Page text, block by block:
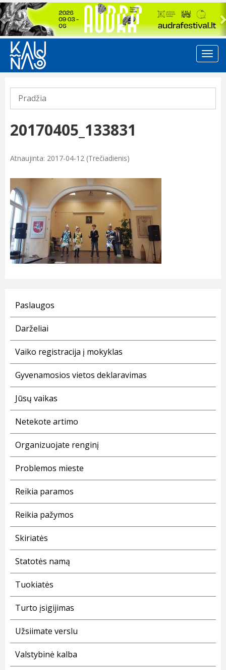
Previous
Pradžia
20170405_133831
Atnaujinta: 2017-04-12 (Trečiadienis)
Paslaugos
Darželiai
Vaiko registracija į mokyklas
Gyvenamosios vietos deklaravimas
Jūsų vaikas
Netekote artimo
Organizuojate renginį
Problemos mieste
Reikia paramos
Reikia pažymos
Skiriatės
Statotės namą
Tuokiatės
Turto įsigijimas
Užsiimate verslu
Valstybinė kalba